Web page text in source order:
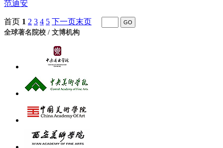
范迪安
首页 1 2 3 4 5 下一页末页
全球著名院校 / 文博机构